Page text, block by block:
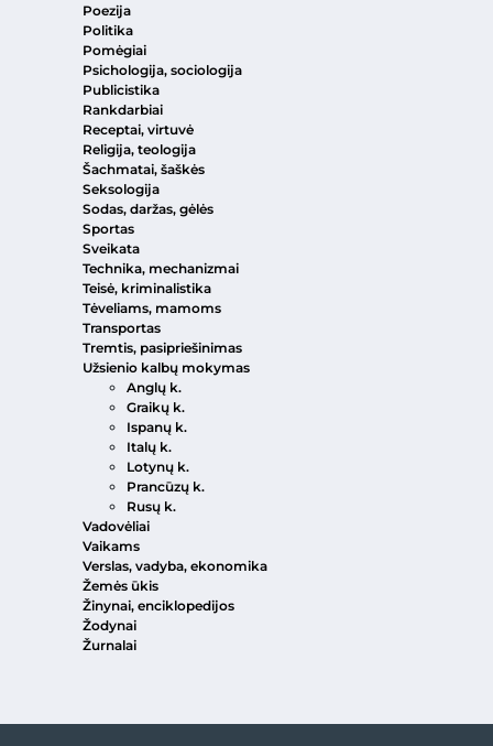
Poezija
Politika
Pomėgiai
Psichologija, sociologija
Publicistika
Rankdarbiai
Receptai, virtuvė
Religija, teologija
Šachmatai, šaškės
Seksologija
Sodas, daržas, gėlės
Sportas
Sveikata
Technika, mechanizmai
Teisė, kriminalistika
Tėveliams, mamoms
Transportas
Tremtis, pasipriešinimas
Užsienio kalbų mokymas
Anglų k.
Graikų k.
Ispanų k.
Italų k.
Lotynų k.
Prancūzų k.
Rusų k.
Vadovėliai
Vaikams
Verslas, vadyba, ekonomika
Žemės ūkis
Žinynai, enciklopedijos
Žodynai
Žurnalai